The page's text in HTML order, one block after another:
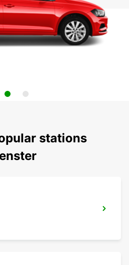
stations